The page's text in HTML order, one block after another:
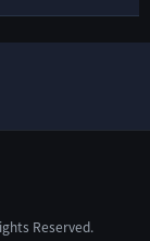
Reserved.